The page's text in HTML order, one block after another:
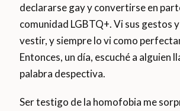
declararse gay y convertirse en
comunidad LGBTQ+. Vi sus gestos
vestir, y siempre lo vi como
Entonces, un día, escuché a alguien
palabra despectiva.
Ser testigo de la homofobia me